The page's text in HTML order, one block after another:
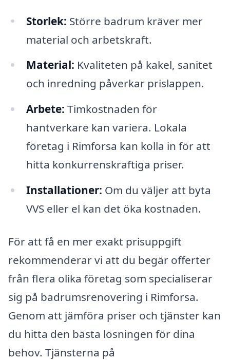
Storlek: Större badrum kräver mer
material och arbetskraft.
Material: Kvaliteten på kakel, sanitet
och inredning påverkar prislappen.
Arbete: Timkostnaden för
hantverkare kan variera. Lokala
företag i Rimforsa kan kolla in för att
hitta konkurrenskraftiga priser.
Installationer: Om du väljer att byta
VVS eller el kan det öka kostnaden.
För att få en mer exakt prisuppgift
rekommenderar vi att du begär offerter
från flera olika företag som specialiserar
sig på badrumsrenovering i Rimforsa.
Genom att jämföra priser och tjänster kan
du hitta den bästa lösningen för dina
behov. Tjänsterna på